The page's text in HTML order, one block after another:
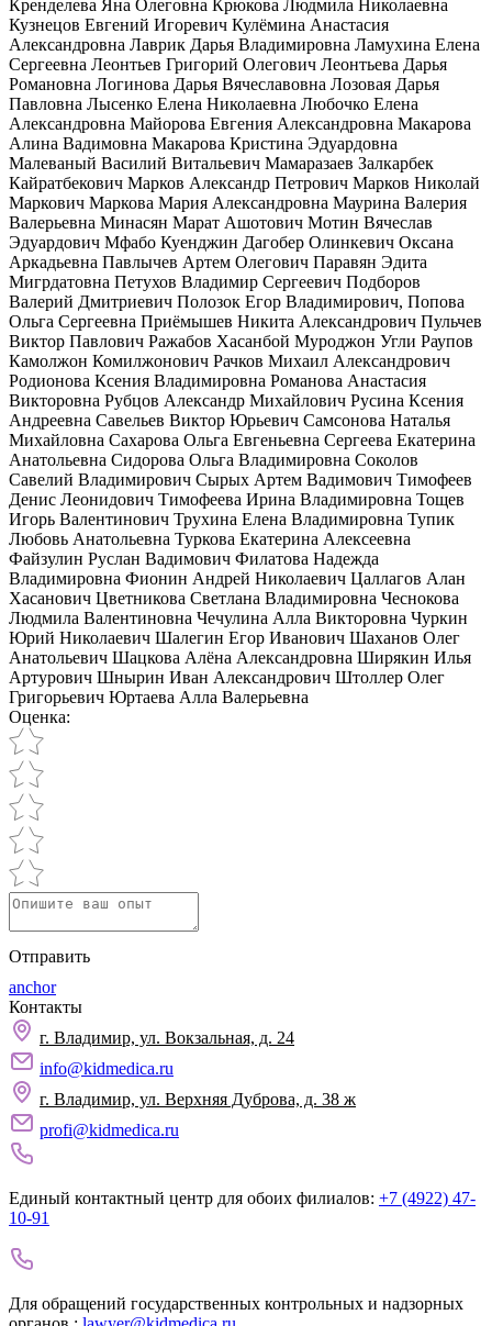
Кренделева Яна Олеговна Крюкова Людмила Николаевна
Кузнецов Евгений Игоревич Кулёмина Анастасия
Александровна Лаврик Дарья Владимировна Ламухина Елена
Сергеевна Леонтьев Григорий Олегович Леонтьева Дарья
Романовна Логинова Дарья Вячеславовна Лозовая Дарья
Павловна Лысенко Елена Николаевна Любочко Елена
Александровна Майорова Евгения Александровна Макарова
Алина Вадимовна Макарова Кристина Эдуардовна
Малеваный Василий Витальевич Мамаразаев Залкарбек
Кайратбекович Марков Александр Петрович Марков Николай
Маркович Маркова Мария Александровна Маурина Валерия
Валерьевна Минасян Марат Ашотович Мотин Вячеслав
Эдуардович Мфабо Куенджин Дагобер Олинкевич Оксана
Аркадьевна Павлычев Артем Олегович Паравян Эдита
Мигрдатовна Петухов Владимир Сергеевич Подборов
Валерий Дмитриевич Полозок Егор Владимирович, Попова
Ольга Сергеевна Приёмышев Никита Александрович Пульчев
Виктор Павлович Ражабов Хасанбой Муроджон Угли Раупов
Камолжон Комилжонович Рачков Михаил Александрович
Родионова Ксения Владимировна Романова Анастасия
Викторовна Рубцов Александр Михайлович Русина Ксения
Андреевна Савельев Виктор Юрьевич Самсонова Наталья
Михайловна Сахарова Ольга Евгеньевна Сергеева Екатерина
Анатольевна Сидорова Ольга Владимировна Соколов
Савелий Владимирович Сырых Артем Вадимович Тимофеев
Денис Леонидович Тимофеева Ирина Владимировна Тощев
Игорь Валентинович Трухина Елена Владимировна Тупик
Любовь Анатольевна Туркова Екатерина Алексеевна
Файзулин Руслан Вадимович Филатова Надежда
Владимировна Фионин Андрей Николаевич Цаллагов Алан
Хасанович Цветникова Светлана Владимировна Чеснокова
Людмила Валентиновна Чечулина Алла Викторовна Чуркин
Юрий Николаевич Шалегин Егор Иванович Шаханов Олег
Анатольевич Шацкова Алёна Александровна Ширякин Илья
Артурович Шнырин Иван Александрович Штоллер Олег
Григорьевич Юртаева Алла Валерьевна
Оценка:
Отправить
anchor
Контакты
г. Владимир, ул. Вокзальная, д. 24
info@kidmedica.ru
г. Владимир, ул. Верхняя Дуброва, д. 38 ж
profi@kidmedica.ru
Единый контактный центр для обоих филиалов: +7 (4922) 47-
10-91
Для обращений государственных контрольных и надзорных